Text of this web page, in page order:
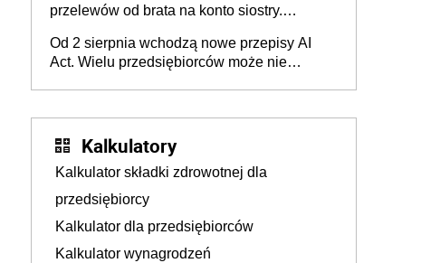
przelewów od brata na konto siostry.
darowizna, ale podatku jednak nie będzie
Od 2 sierpnia wchodzą nowe przepisy AI
Act. Wielu przedsiębiorców może nie
Kalkulatory
Kalkulator składki zdrowotnej dla
przedsiębiorcy
Kalkulator dla przedsiębiorców
Kalkulator wynagrodzeń